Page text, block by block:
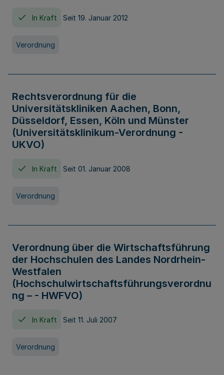
In Kraft Seit 19. Januar 2012
Verordnung
Rechtsverordnung für die
Universitätskliniken Aachen, Bonn,
Düsseldorf, Essen, Köln und Münster
(Universitätsklinikum-Verordnung -
UKVO)
In Kraft Seit 01. Januar 2008
Verordnung
Verordnung über die Wirtschaftsführung
der Hochschulen des Landes Nordrhein-
Westfalen
(Hochschulwirtschaftsführungsverordnu
ng – - HWFVO)
In Kraft Seit 11. Juli 2007
Verordnung